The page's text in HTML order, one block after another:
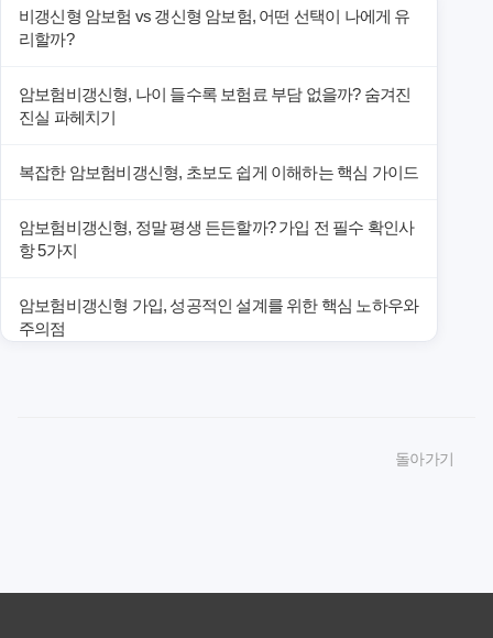
비갱신형 암보험 vs 갱신형 암보험, 어떤 선택이 나에게 유
리할까?
암보험비갱신형, 나이 들수록 보험료 부담 없을까? 숨겨진
진실 파헤치기
복잡한 암보험비갱신형, 초보도 쉽게 이해하는 핵심 가이드
암보험비갱신형, 정말 평생 든든할까? 가입 전 필수 확인사
항 5가지
암보험비갱신형 가입, 성공적인 설계를 위한 핵심 노하우와
주의점
갱신형 암보험과 비갱신형, 어떤 차이가 있을까? 내게 맞는
돌아가기